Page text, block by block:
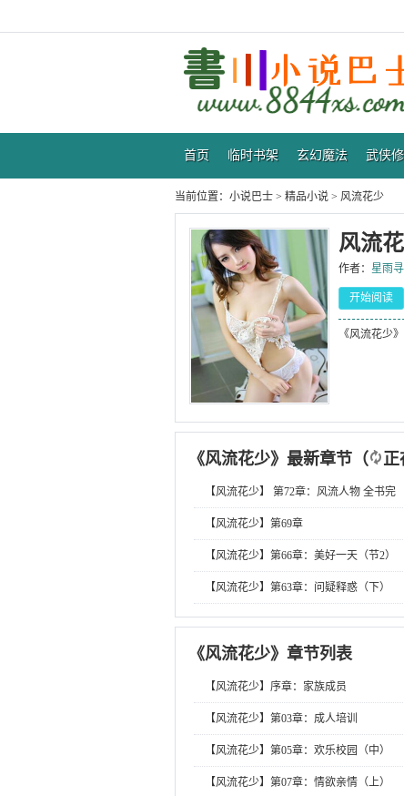
首页 临时书架 玄幻魔法 武侠
当前位置： 小说巴士 > 精品小说 > 风流花少
风流
作者： 星雨
开始阅读
《风流花少
《风流花少》最新章节 （ 正
【风流花少】 第72章：风流人物 全书完
【风流花少】第69章
【风流花少】第66章：美好一天（节2）
【风流花少】第63章：问疑释惑（下）
《风流花少》章节列表
【风流花少】序章：家族成员
【风流花少】第03章：成人培训
【风流花少】第05章：欢乐校园（中）
【风流花少】第07章：情欲亲情（上）